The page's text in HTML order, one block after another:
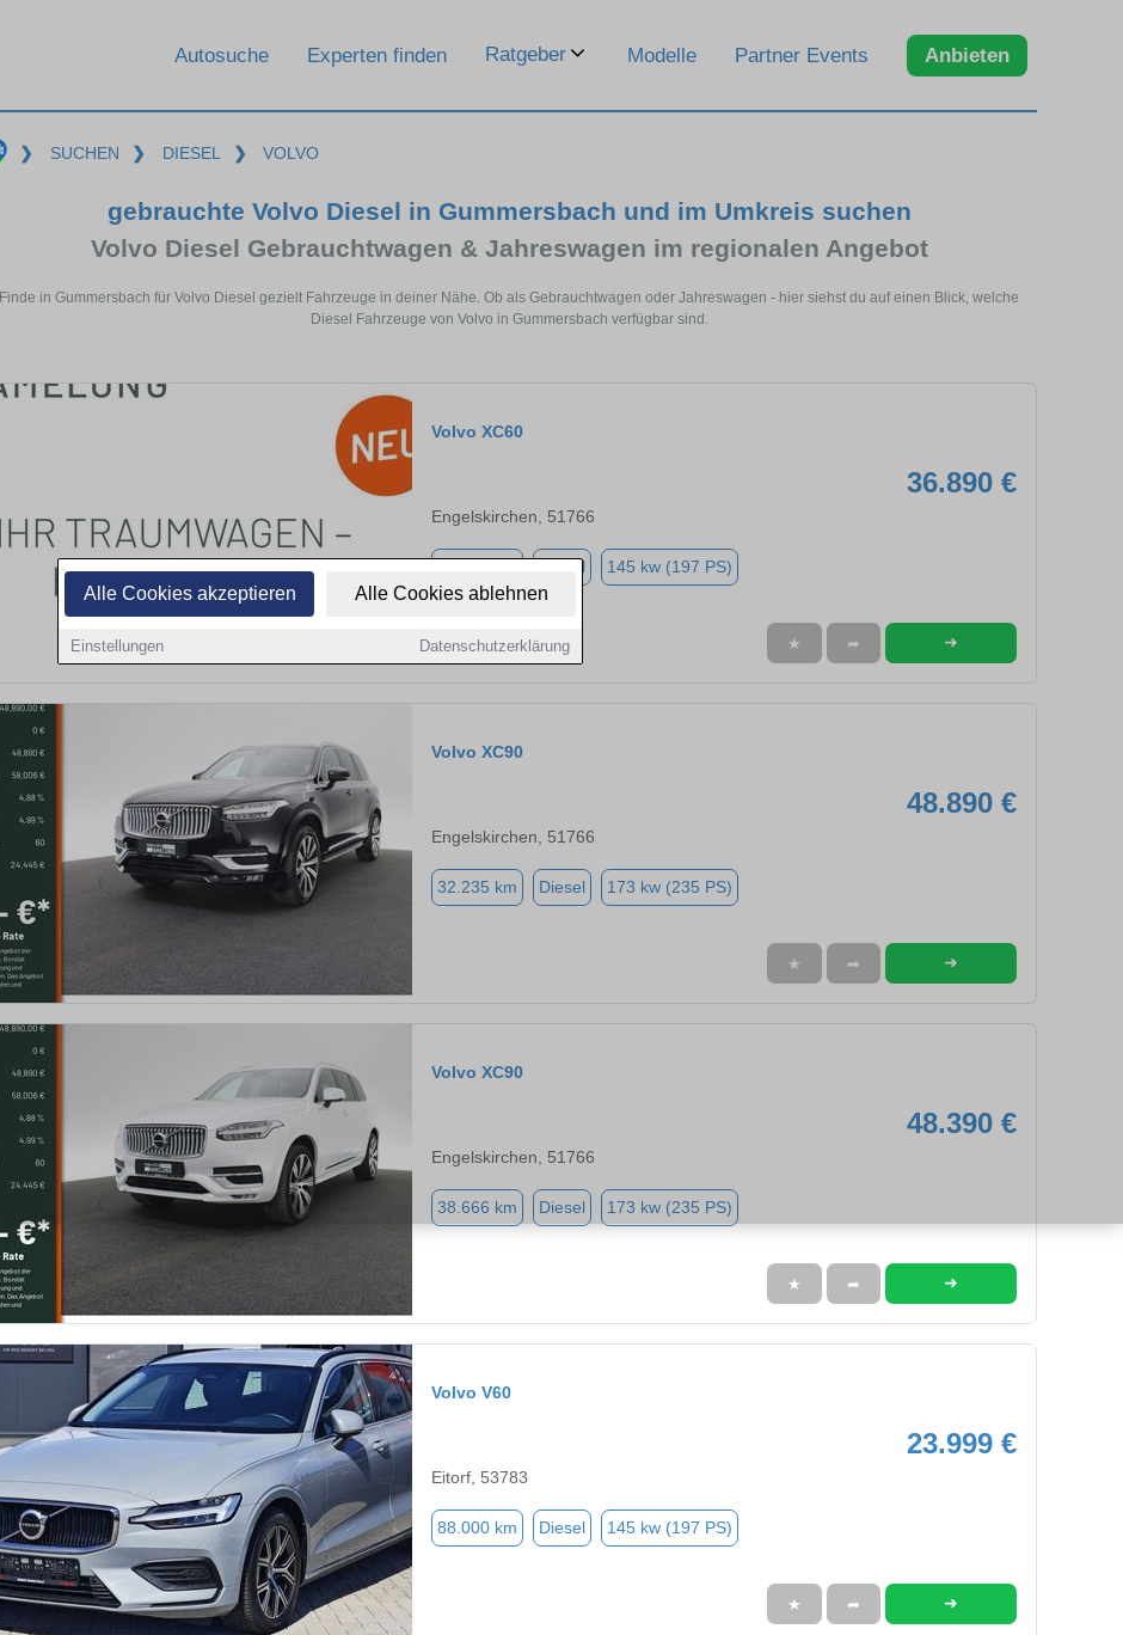
Alle Cookies akzeptieren Alle Cookies ablehnen
Einstellungen Datenschutzerklärung
Autosuche Experten finden Ratgeber Modelle Partner Events Anbieten
❯ SUCHEN ❯ DIESEL ❯ VOLVO
gebrauchte Volvo Diesel in Gummersbach und im Umkreis suchen
Volvo Diesel Gebrauchtwagen & Jahreswagen im regionalen Angebot
Finde in Gummersbach für Volvo Diesel gezielt Fahrzeuge in deiner Nähe. Ob als Gebrauchtwagen oder Jahreswagen - hier siehst du auf einen Blick, welche
Diesel Fahrzeuge von Volvo in Gummersbach verfügbar sind.
Volvo XC60
36.890 €
Engelskirchen, 51766
Diesel 145 kw (197 PS)
★ ➦ ➜
Volvo XC90
48.890 €
Engelskirchen, 51766
32.235 km Diesel 173 kw (235 PS)
★ ➦ ➜
Volvo XC90
48.390 €
Engelskirchen, 51766
38.666 km Diesel 173 kw (235 PS)
★ ➦ ➜
Volvo V60
23.999 €
Eitorf, 53783
88.000 km Diesel 145 kw (197 PS)
★ ➦ ➜